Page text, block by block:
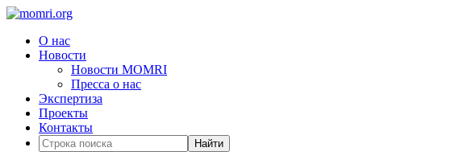
О нас
Новости
Новости MOMRI
Пресса о нас
Экспертиза
Проекты
Контакты
Найти